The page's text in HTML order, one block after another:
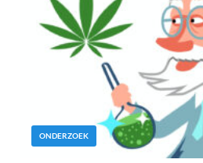
ONDERZOEK